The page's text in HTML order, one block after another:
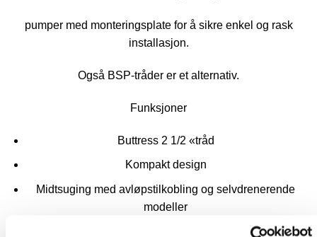
pumper med monteringsplate for å sikre enkel og rask
installasjon.
Også BSP-tråder er et alternativ.
Funksjoner
Buttress 2 1/2 «tråd
Kompakt design
Midtsuging med avløpstilkobling og selvdrenerende
modeller